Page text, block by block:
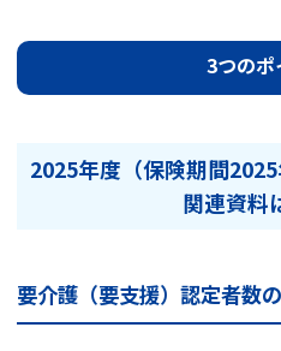
3つのポ
2025年度（保険期間
関連資料
要介護（要支援）認定者数